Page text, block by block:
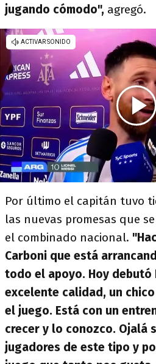
jugando cómodo", agregó.
Por último el capitán tuvo
las nuevas promesas que
el combinado nacional.
Carboni que está
todo el apoyo. Hoy debutó
excelente calidad, un
el juego. Está con un
crecer y lo conozco. Ojalá
jugadores de este tipo y